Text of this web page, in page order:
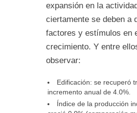
expansión en la
ciertamente se deben a
factores y estímulos en
crecimiento. Y entre
observar:
Edificación: se recuperó
incremento anual de 4.0%.
Índice de la producción